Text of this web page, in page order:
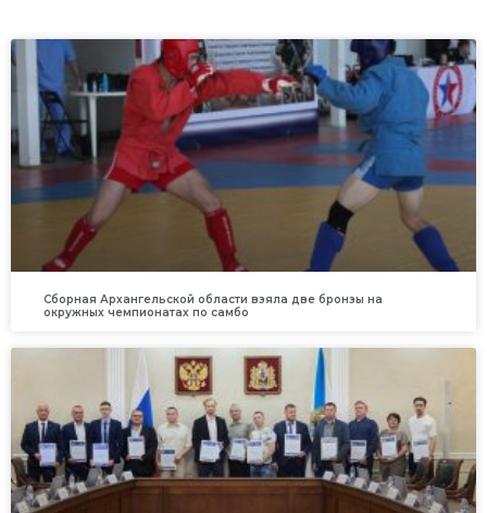
Сборная Архангельской области взяла две бронзы на
окружных чемпионатах по самбо